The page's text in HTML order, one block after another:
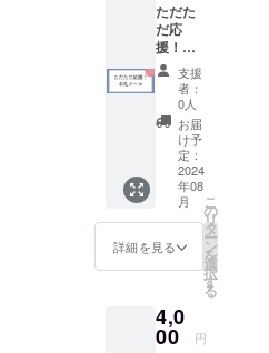
ただた
だ応
援！お
礼メー
ル 支援
者：
0人
お届
け予
定：
2024
年08
月
詳細を見る
こ
の
リ
タ
ー
ン
を
選
択
す
る
4,0
00 円